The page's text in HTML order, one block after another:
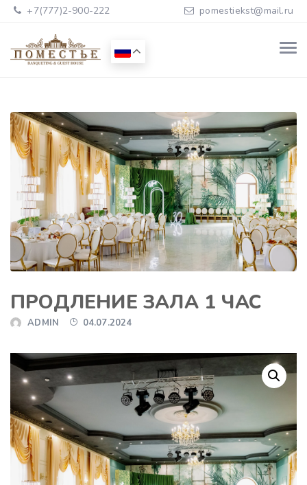
+7(777)2-900-222 pomestiekst@mail.ru
ПРОДЛЕНИЕ ЗАЛА 1 ЧАС
ADMIN 04.07.2024